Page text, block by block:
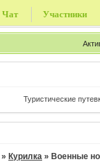
Чат Участники
Туристические
»Курилка »Военные